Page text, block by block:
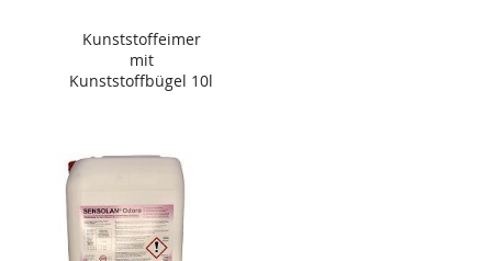
Kunststoffeimer
mit
Kunststoffbügel 10l